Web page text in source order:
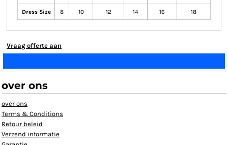
Dress Size 8 10 12 14 16 18
Vraag offerte aan
over ons
over ons
Terms & Conditions
Retour beleid
Verzend informatie